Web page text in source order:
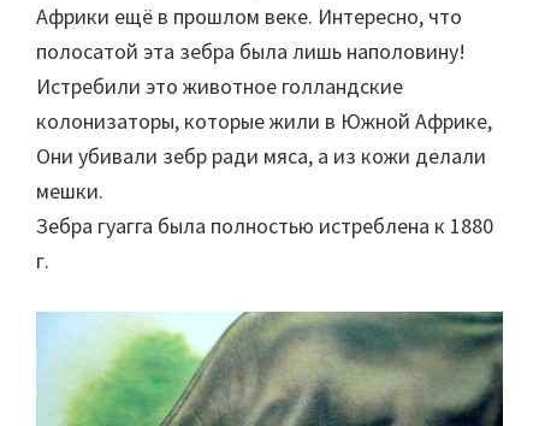
Африки ещё в прошлом веке. Интересно, что
полосатой эта зебра была лишь наполовину!
Истребили это животное голландские
колонизаторы, которые жили в Южной Африке,
Они убивали зебр ради мяса, а из кожи делали
мешки.
Зебра гуагга была полностью истреблена к 1880
г.